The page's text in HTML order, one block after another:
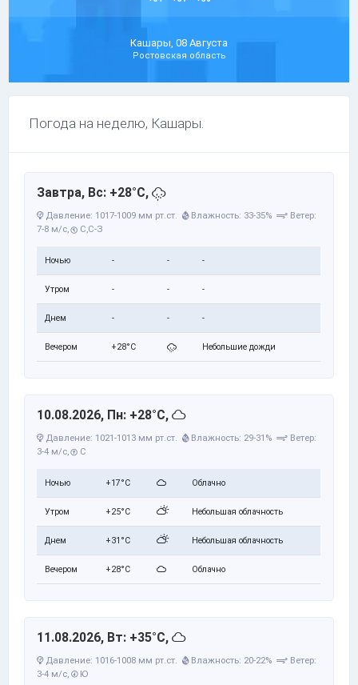
Кашары, 08 Августа
Ростовская область
Погода на неделю, Кашары.
Завтра, Вс: +28°C,
Давление: 1017-1009 мм рт.ст. Влажность: 33-35%
Ветер:
7-8 м/с,
С,С-З
Ночью - - -
Утром - - -
Днем - - -
Вечером +28°C Небольшие дожди
10.08.2026, Пн: +28°C,
Давление: 1021-1013 мм рт.ст. Влажность: 29-31%
Ветер:
3-4 м/с,
С
Ночью +17°C Облачно
Утром +25°C Небольшая облачность
Днем +31°C Небольшая облачность
Вечером +28°C Облачно
11.08.2026, Вт: +35°C,
Давление: 1016-1008 мм рт.ст. Влажность: 20-22%
Ветер:
3-4 м/с, Ю